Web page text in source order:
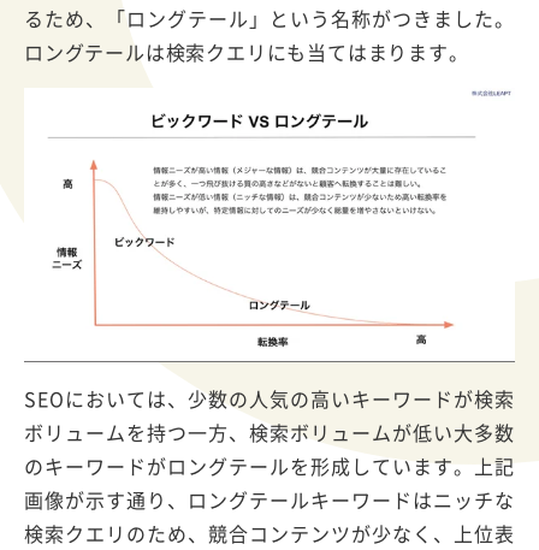
るため、「ロングテール」という名称がつきました。
ロングテールは検索クエリにも当てはまります。
SEOにおいては、少数の人気の高いキーワードが検索
ボリュームを持つ一方、検索ボリュームが低い大多数
のキーワードがロングテールを形成しています。上記
画像が示す通り、ロングテールキーワードはニッチな
検索クエリのため、競合コンテンツが少なく、上位表